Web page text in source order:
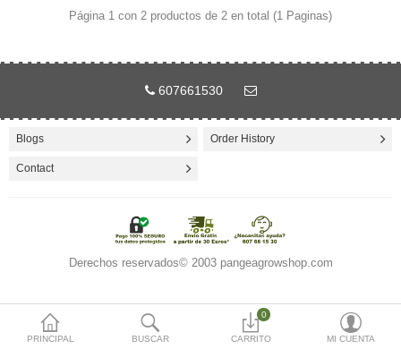
Moneda
PRINCIPAL BUSCAR
0
CARRITO MI CUENTA
Página 1 con 2 productos de 2 en total (1 Paginas)
607661530
Blogs Order History
Contact
Derechos reservados© 2003 pangeagrowshop.com